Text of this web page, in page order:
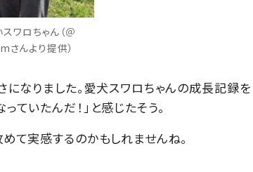
ワロちゃん（＠
んより提供）
になりました。愛犬スワロちゃんの成長記録を
ていたんだ！」と感じたそう。
て実感するのかもしれませんね。